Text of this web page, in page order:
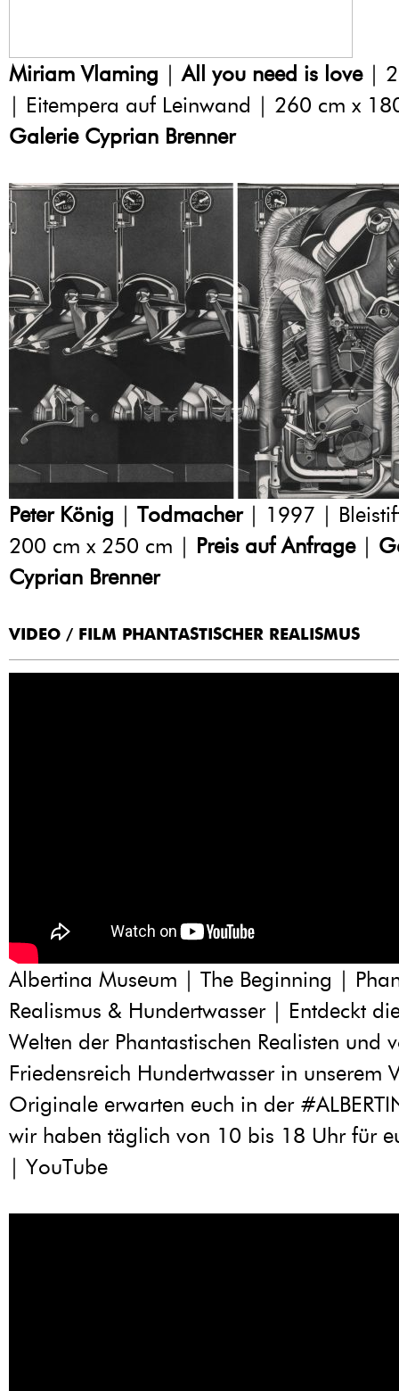
Miriam Vlaming |All you need is love|
| Eitempera auf Leinwand | 260 cm x
Galerie Cyprian Brenner
Peter König | Todmacher| 1997 |
200 cm x 250 cm | Preis auf Anfrage|
Cyprian Brenner
VIDEO / FILM PHANTASTISCHER REALISMUS
Albertina Museum | The Beginning |
Realismus & Hundertwasser | Entdeckt
Welten der Phantastischen Realisten und
Friedensreich Hundertwasser in unserem
Originale erwarten euch in der
wir haben täglich von 10 bis 18 Uhr für
| YouTube